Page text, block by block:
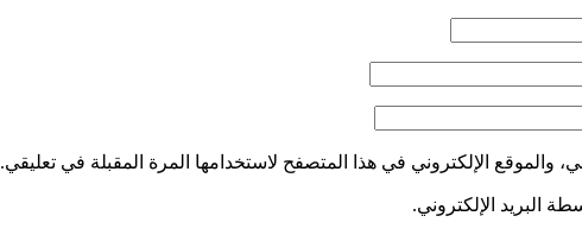
والموقع الإلكتروني في هذا المتصفح لاستخدامها المرة المقبلة في تعليقي.
البريد الإلكتروني.